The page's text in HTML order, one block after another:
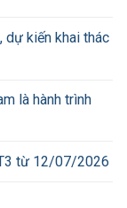
dự kiến khai thác
là hành trình
từ 12/07/2026